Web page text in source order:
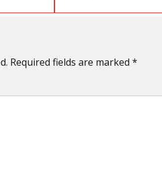
Required fields are marked*